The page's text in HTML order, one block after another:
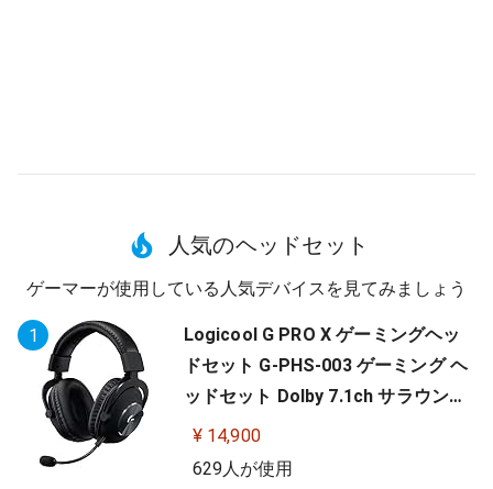
人気のヘッドセット
ゲーマーが使用している人気デバイスを見てみましょう
1
Logicool G PRO X ゲーミングヘッ
ドセット G-PHS-003 ゲーミング ヘ
ッドセット Dolby 7.1ch サラウンド
サウンド 3.5mm 有線 マイク付き Bl
ue VO!CE搭載 軽量 PS5 PS4 PC win
¥ 14,900
629人が使用